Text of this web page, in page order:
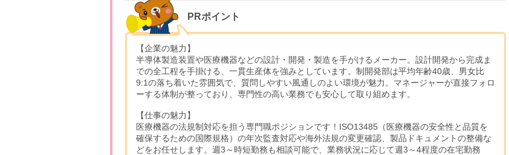
PRポイント
【企業の魅力】
半導体製造装置や医療機器などの設計・開発・製造を手がけるメーカー。設計開発から完成ま
での全工程を手掛ける、一貫生産体を強みとしています。制開発部は平均年齢40歳、男女比
9:1の落ち着いた雰囲気で、質問しやすい風通しのよい環境が魅力。マネージャーが直接フォロ
ーする体制が整っており、専門性の高い業務でも安心して取り組めます。
【仕事の魅力】
医療機器の法規制対応を担う専門職ポジションです！ISO13485（医療機器の安全性と品質を
確保するための国際規格）の年次監査対応や海外法規の変更確認、製品ドキュメントの整備な
どをお任せします。週3～時短勤務も相談可能で、業務状況に応じて週3～4程度の在宅勤務